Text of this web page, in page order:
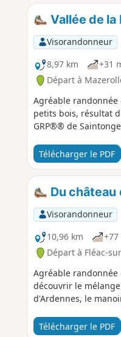
Vallée de la
Visorandonneur
8,97 km
+31
Départ à
Agréable
petits bois, résultat
GRP®® de
Télécharger le PDF
Du château
Visorandonneur
10,96 km
+77
Départ à Fléac-
Agréable randonnée
découvrir le
d'Ardennes, le
Télécharger le PDF